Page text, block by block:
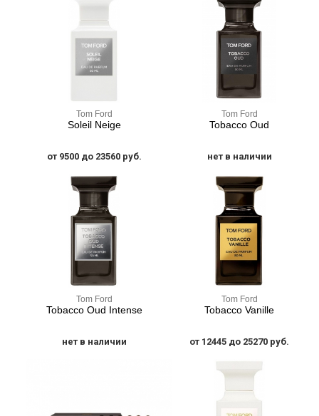
Tom Ford
Soleil Neige
от 9500 до 23560 руб.
Tom Ford
Tobacco Oud
нет в наличии
Tom Ford
Tobacco Oud Intense
нет в наличии
Tom Ford
Tobacco Vanille
от 12445 до 25270 руб.